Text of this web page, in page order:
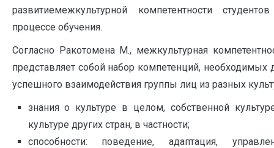
развитиемежкультурной компетентности
процессе обучения.
Согласно Ракотомена М., межкультурная
представляет собой набор компетенций, необходимых
успешного взаимодействия группы лиц из разных
знания о культуре в целом, собственной
культуре других стран, в частности;
способности: поведение, адаптация,